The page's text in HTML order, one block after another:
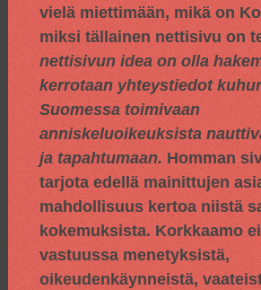
vielä miettimään, mikä on
miksi tällainen nettisivu on
nettisivun idea on olla
kerrotaan yhteystiedot
Suomessa toimivaan
anniskeluoikeuksista
ja tapahtumaan. Homman
tarjota edellä mainittujen
mahdollisuus kertoa niistä
kokemuksista. Korkkaamo
vastuussa menetyksistä,
oikeudenkäynneistä,